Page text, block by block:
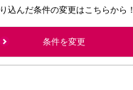
込んだ条件の変更はこちらから！
条件を変更